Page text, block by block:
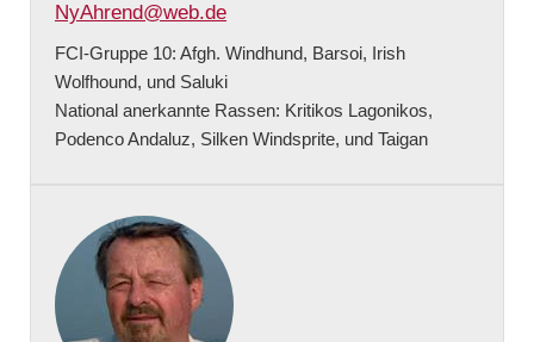
NyAhrend@web.de
FCI-Gruppe 10: Afgh. Windhund, Barsoi, Irish
Wolfhound, und Saluki
National anerkannte Rassen: Kritikos Lagonikos,
Podenco Andaluz, Silken Windsprite, und Taigan